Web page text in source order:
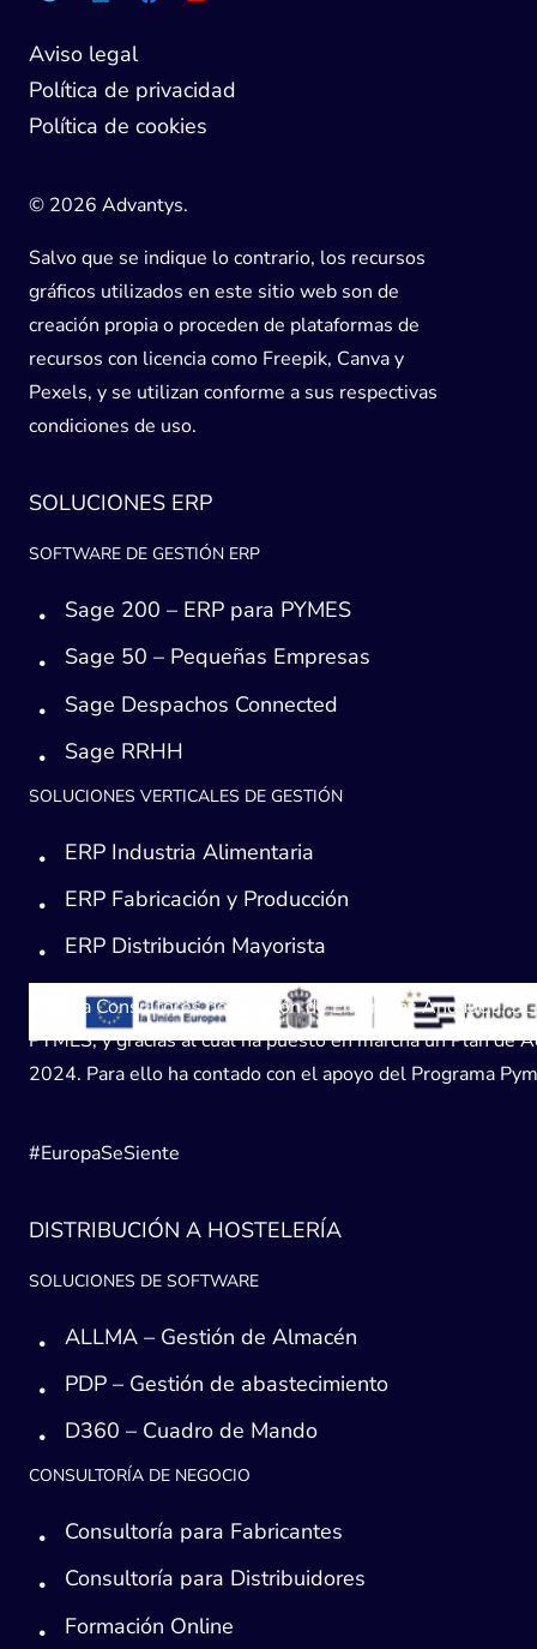
Aviso legal
Política de privacidad
Política de cookies
© 2026 Advantys.
Salvo que se indique lo contrario, los recursos
gráficos utilizados en este sitio web son de
creación propia o proceden de plataformas de
recursos con licencia como Freepik, Canva y
Pexels, y se utilizan conforme a sus respectivas
condiciones de uso.
SOLUCIONES ERP
SOFTWARE DE GESTIÓN ERP
Sage 200 – ERP para PYMES
Sage 50 – Pequeñas Empresas
Sage Despachos Connected
Sage RRHH
SOLUCIONES VERTICALES DE GESTIÓN
ERP Industria Alimentaria
ERP Fabricación y Producción
ERP Distribución Mayorista
Avanza Consultores de Gestión de Empresas Andaucía,
PYMES, y gracias al cual ha puesto en marcha un Plan
2024. Para ello ha contado con el apoyo del Programa
#EuropaSeSiente
DISTRIBUCIÓN A HOSTELERÍA
SOLUCIONES DE SOFTWARE
ALLMA – Gestión de Almacén
PDP – Gestión de abastecimiento
D360 – Cuadro de Mando
CONSULTORÍA DE NEGOCIO
Consultoría para Fabricantes
Consultoría para Distribuidores
Formación Online